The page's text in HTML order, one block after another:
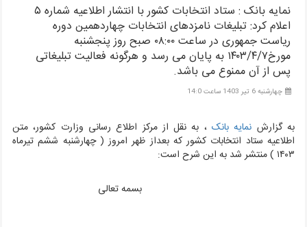
نمایه بانک : ستاد انتخابات کشور با انتشار اطلاعیه شماره ۵
اعلام کرد: تبلیغات نامزدهای انتخابات چهاردهمین دوره
ریاست جمهوری در ساعت ۰۸:۰۰ صبح روز پنجشنبه
مورخ۱۴۰۳/۴/۷ به پایان می رسد و هرگونه فعالیت تبلیغاتی
پس از آن ممنوع می باشد.
چهارشنبه 6 تیر 1403 ساعت 14:0
به گزارشنمایه بانک، به نقل ازمرکز اطلاع رسانی وزارت کشور، متن
اطلاعیه ستاد انتخابات کشور که بعداز ظهر امروز ( چهارشنبه ششم تیرماه
۱۴۰۳ ) منتشر شد به این شرح است:
بسمه تعالی